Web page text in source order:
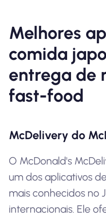
Melhores
comida
entrega de
fast-food
McDelivery do
O McDonald's
um dos aplicativos
mais conhecidos no
internacionais. Ele